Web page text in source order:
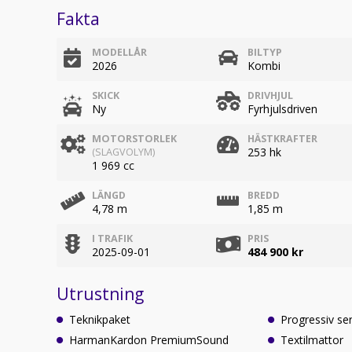
Fakta
MODELLÅR
2026
BILTYP
Kombi
SKICK
Ny
DRIVHJUL
Fyrhjulsdriven
MOTORSTORLEK
(SLAGVOLYM)
1 969 cc
HÄSTKRAFTER
253 hk
LÄNGD
4,78 m
BREDD
1,85 m
I TRAFIK
2025-09-01
PRIS
484 900 kr
Utrustning
Teknikpaket
HarmanKardon PremiumSound
Progressiv
Textilmattor